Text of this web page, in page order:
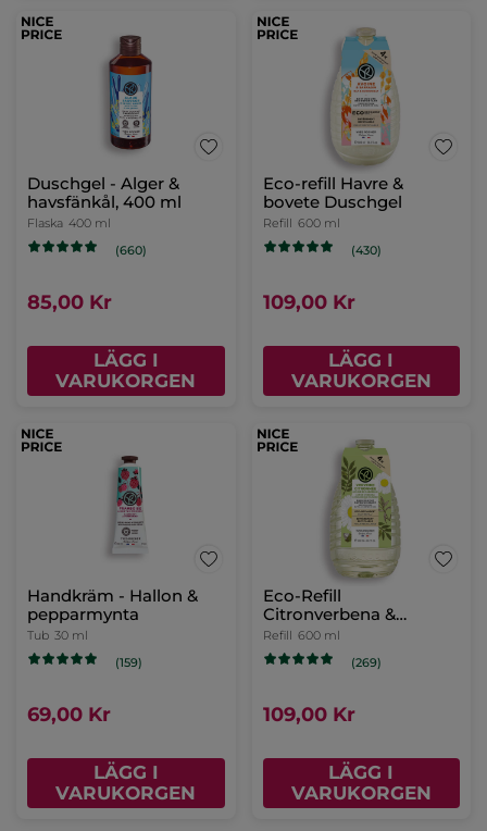
Duschgel - Alger &
havsfänkål, 400 ml
Flaska 400 ml
(660)
85,00 Kr
LÄGG I
VARUKORGEN
Eco-refill Havre &
bovete Duschgel
Refill 600 ml
(430)
109,00 Kr
LÄGG I
VARUKORGEN
Handkräm - Hallon &
pepparmynta
Tub 30 ml
(159)
69,00 Kr
LÄGG I
VARUKORGEN
Eco-Refill
Citronverbena &
Kamomill Duschgel
Refill 600 ml
(269)
109,00 Kr
LÄGG I
VARUKORGEN